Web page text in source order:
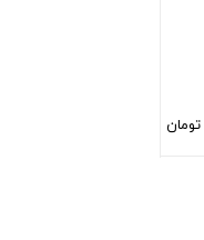
تومان